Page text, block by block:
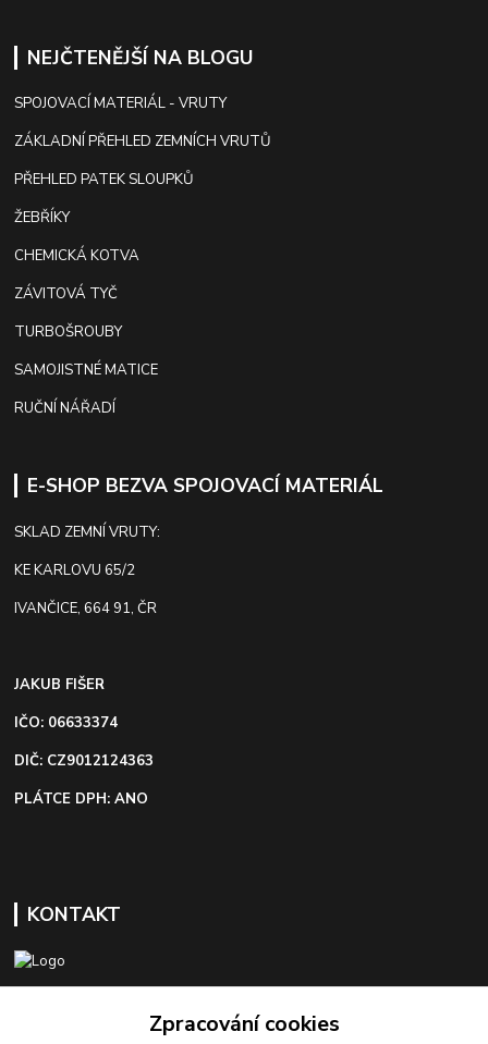
NEJČTENĚJŠÍ NA BLOGU
SPOJOVACÍ MATERIÁL - VRUTY
ZÁKLADNÍ PŘEHLED ZEMNÍCH VRUTŮ
PŘEHLED PATEK SLOUPKŮ
ŽEBŘÍKY
CHEMICKÁ KOTVA
ZÁVITOVÁ TYČ
TURBOŠROUBY
SAMOJISTNÉ MATICE
RUČNÍ NÁŘADÍ
E-SHOP BEZVA SPOJOVACÍ MATERIÁL
SKLAD ZEMNÍ VRUTY:
KE KARLOVU 65/2
IVANČICE, 664 91, ČR
JAKUB FIŠER
IČO: 06633374
DIČ: CZ9012124363
PLÁTCE DPH: ANO
KONTAKT
+420 603 418 822Zpracování cookies